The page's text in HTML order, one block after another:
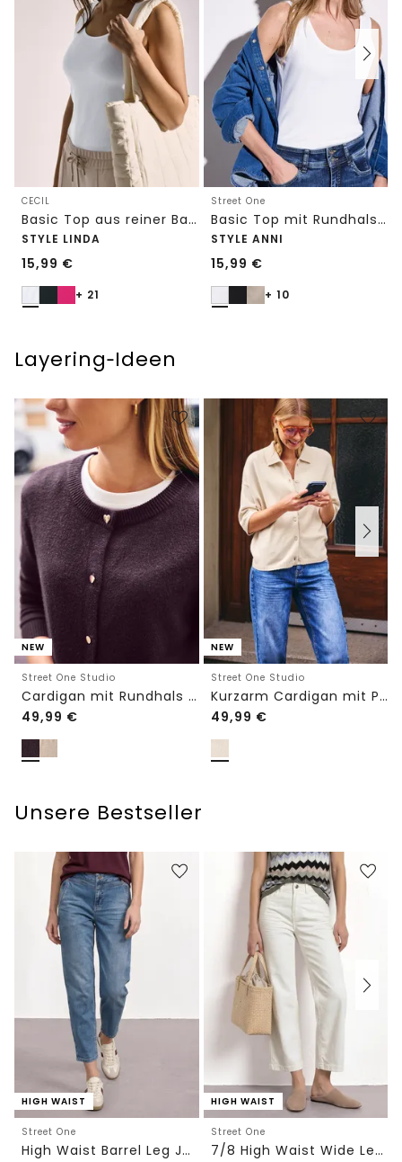
CECIL
Basic Top aus reiner Baumwolle
STYLE LINDA
15,99 €
+ 21
Street One
Basic Top mit Rundhals in Unifarbe
STYLE ANNI
15,99 €
+ 10
Layering‑Ideen
NEW
Street One Studio
Cardigan mit Rundhals und Knöpfen
49,99 €
NEW
Street One Studio
Kurzarm Cardigan mit Polokragen
49,99 €
Unsere Bestseller
HIGH WAIST
Street One
High Waist Barrel Leg Jeans im Loose Fit
HIGH WAIST
Street One
7/8 High Waist Wide Leg Jeans im Loose Fit